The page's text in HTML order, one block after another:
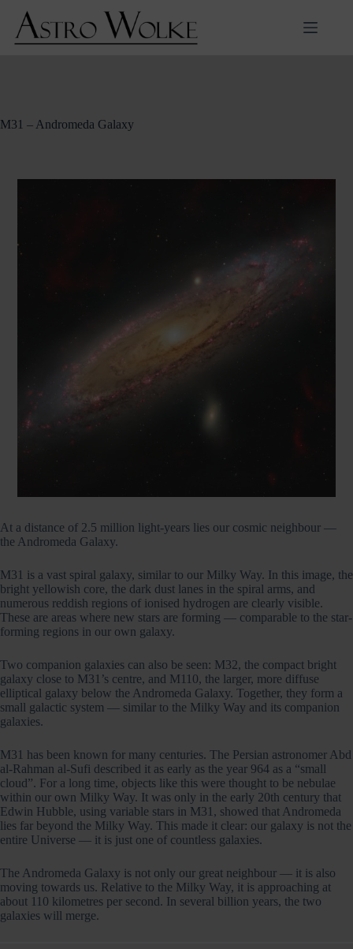
Inhalt
springen
M31 – Andromeda Galaxy
At a distance of 2.5 million light-years lies our cosmic neighbour —
the Andromeda Galaxy.
M31 is a vast spiral galaxy, similar to our Milky Way. In this image, the
bright yellowish core, the dark dust lanes in the spiral arms, and
numerous reddish regions of ionised hydrogen are clearly visible.
These are areas where new stars are forming — comparable to the star-
forming regions in our own galaxy.
Two companion galaxies can also be seen: M32, the compact bright
galaxy close to M31’s centre, and M110, the larger, more diffuse
elliptical galaxy below the Andromeda Galaxy. Together, they form a
small galactic system — similar to the Milky Way and its companion
galaxies.
M31 has been known for many centuries. The Persian astronomer Abd
al-Rahman al-Sufi described it as early as the year 964 as a “small
cloud”. For a long time, objects like this were thought to be nebulae
within our own Milky Way. It was only in the early 20th century that
Edwin Hubble, using variable stars in M31, showed that Andromeda
lies far beyond the Milky Way. This made it clear: our galaxy is not the
entire Universe — it is just one of countless galaxies.
The Andromeda Galaxy is not only our great neighbour — it is also
moving towards us. Relative to the Milky Way, it is approaching at
about 110 kilometres per second. In several billion years, the two
galaxies will merge.